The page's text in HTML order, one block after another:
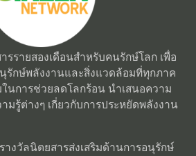
รรายสองเดือนสำหรับคนรักษ์โลก เพื่อ
รักษ์พลังงานและสิ่งแวดล้อมที่ทุกภาค
นการช่วยลดโลกร้อน นำเสนอความ
มรู้ต่างๆ เกี่ยวกับการประหยัดพลังงาน
างวัลนิตยสารส่งเสริมด้านการอนุรักษ์